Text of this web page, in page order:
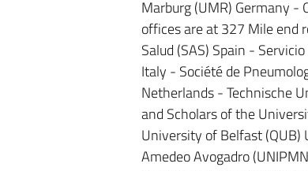
Marburg (UMR) Germany
offices are at 327 Mile end
Salud (SAS) Spain -
Italy - Société de
Netherlands - Technische
and Scholars of the
University of Belfast
Amedeo Avogadro